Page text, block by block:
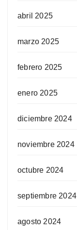
abril 2025
marzo 2025
febrero 2025
enero 2025
diciembre 2024
noviembre 2024
octubre 2024
septiembre 2024
agosto 2024